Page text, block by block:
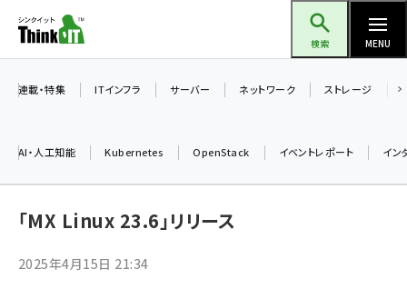
ン
ツ
検索 MENU
iot女子会 (2299)
連載・特集 ITインフラ サーバー ネットワーク ストレージ
AI・人工知能 Kubernetes OpenStack イベントレポート イン
「MX Linux 23.6」リリース
2025年4月15日 21:34